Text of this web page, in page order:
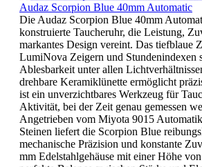
Audaz Scorpion Blue 40mm Automatic
Die Audaz Scorpion Blue 40mm
konstruierte Taucheruhr, die Leistung,
markantes Design vereint. Das tiefblaue
LumiNova Zeigern und Stundenindexen
Ablesbarkeit unter allen
drehbare Keramiklünette ermöglicht
ist ein unverzichtbares Werkzeug für
Aktivität, bei der Zeit genau gemessen
Angetrieben vom Miyota 9015
Steinen liefert die Scorpion Blue
mechanische Präzision und konstante
mm Edelstahlgehäuse mit einer Höhe